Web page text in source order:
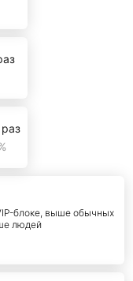
блоке, выше обычных
людей